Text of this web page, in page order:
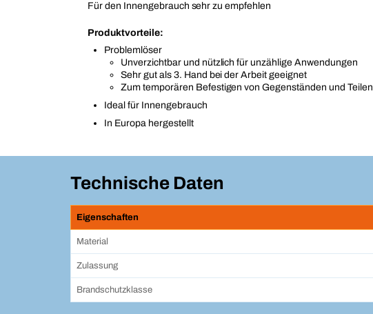
Für den Innengebrauch sehr zu empfehlen
Produktvorteile:
Problemlöser
Unverzichtbar und nützlich für unzählige Anwendungen
Sehr gut als 3. Hand bei der Arbeit geeignet
Zum temporären Befestigen von Gegenständen und Teilen
Ideal für Innengebrauch
In Europa hergestellt
Technische Daten
Eigenschaften
Material
Zulassung
Brandschutzklasse